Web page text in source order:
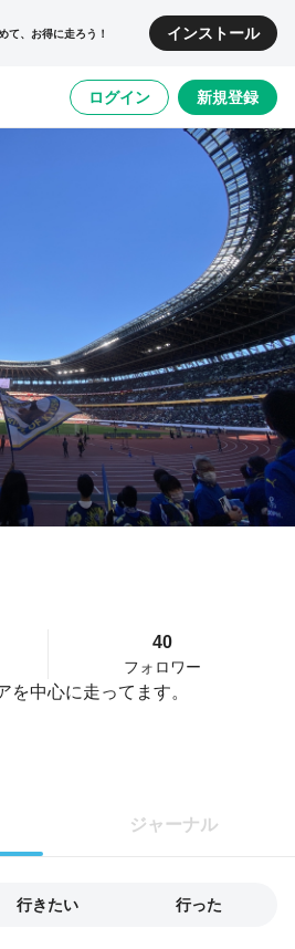
て、お得に走ろう！ インストール
ログイン 新規登録
40
フォロワー
を中心に走ってます。
ジャーナル
行きたい 行った